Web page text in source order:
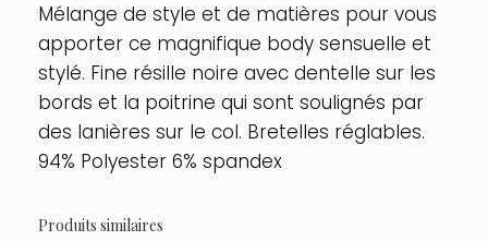
Mélange de style et de matières pour vous
apporter ce magnifique body sensuelle et
stylé. Fine résille noire avec dentelle sur les
bords et la poitrine qui sont soulignés par
des lanières sur le col. Bretelles réglables.
94% Polyester 6% spandex
Produits similaires